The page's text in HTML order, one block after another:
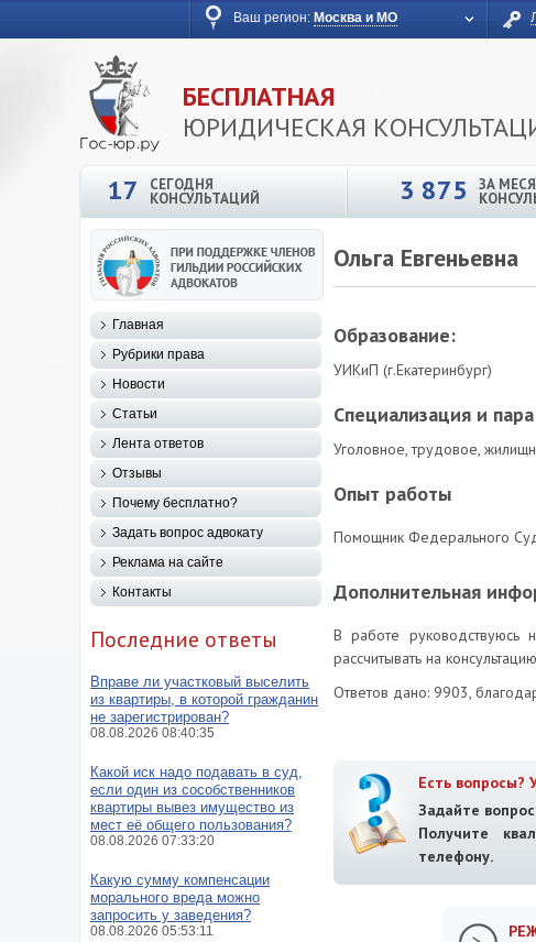
Ваш регион: Москва и МО
БЕСПЛАТНАЯ
ЮРИДИЧЕСКАЯ
17 СЕГОДНЯ
КОНСУЛЬТАЦИЙ 3 875 ЗА
Ольга Евгеньевна
Образование:
УИКиП (г.Екатеринбург)
Специализация и
Уголовное, трудовое,
Опыт работы
Помощник Федерального
Дополнительная
В работе руководствуюсь
рассчитывать на
Ответов дано: 9903,
Есть вопросы?
Задайте
Получите
телефону.
Главная
Рубрики права
Новости
Статьи
Лента ответов
Отзывы
Почему бесплатно?
Задать вопрос адвокату
Реклама на сайте
Контакты
Последние ответы
Вправе ли участковый выселить
из квартиры, в которой гражданин
не зарегистрирован?
08.08.2026 08:40:35
Какой иск надо подавать в суд,
если один из сособственников
квартиры вывез имущество из
мест её общего пользования?
08.08.2026 07:33:20
Какую сумму компенсации
морального вреда можно
запросить у заведения?
08.08.2026 05:53:11